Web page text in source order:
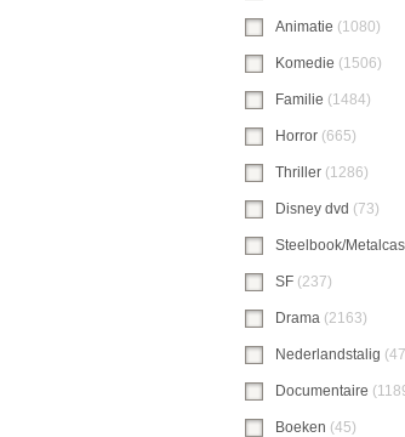
Animatie (1080)
Komedie (1506)
Familie (1484)
Horror (665)
Thriller (1286)
Disney dvd (73)
Steelbook/
SF (237)
Drama (2163)
Nederlandstalig
Documentaire
Boeken (45)